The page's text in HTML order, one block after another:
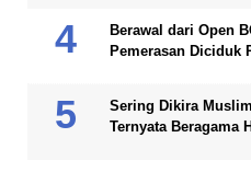
Berawal dari Open
Pemerasan Diciduk
Sering Dikira
Ternyata Beragama